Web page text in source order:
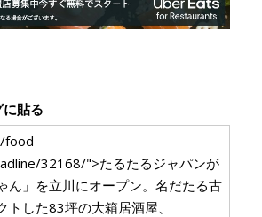
貼る
food-
32168/">たるたるジャパンが
ん」を立川にオープン。名だたる古
トした83坪の大箱居酒屋、